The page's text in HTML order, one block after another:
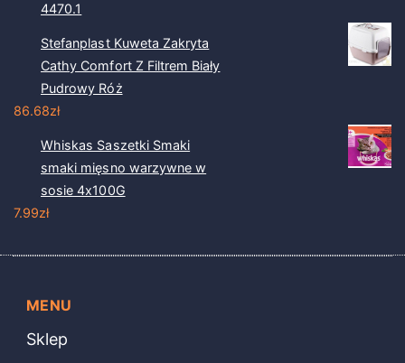
4470.1
Stefanplast Kuweta Zakryta
Cathy Comfort Z Filtrem Biały
Pudrowy Róż
86.68zł
Whiskas Saszetki Smaki
smaki mięsno warzywne w
sosie 4x100G
7.99zł
MENU
Sklep